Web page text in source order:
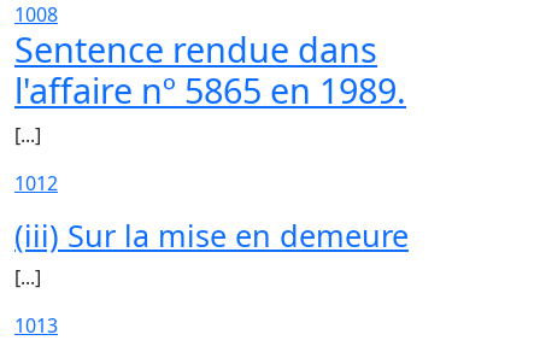
1008
Sentence rendue dans
l'affaire nº 5865 en 1989.
[...]
1012
(iii) Sur la mise en demeure
[...]
1013